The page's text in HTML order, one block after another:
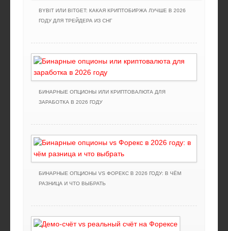
BYBIT ИЛИ BITGET: КАКАЯ КРИПТОБИРЖА ЛУЧШЕ В 2026
ГОДУ ДЛЯ ТРЕЙДЕРА ИЗ СНГ
БИНАРНЫЕ ОПЦИОНЫ ИЛИ КРИПТОВАЛЮТА ДЛЯ
ЗАРАБОТКА В 2026 ГОДУ
БИНАРНЫЕ ОПЦИОНЫ VS ФОРЕКС В 2026 ГОДУ: В ЧЁМ
РАЗНИЦА И ЧТО ВЫБРАТЬ